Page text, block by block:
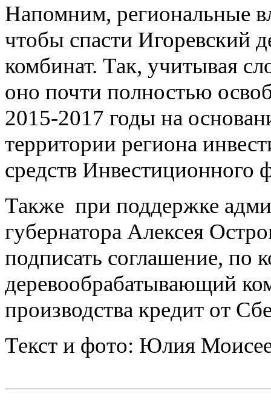
Напомним, региональные
чтобы спасти Игоревский
комбинат. Так, учитывая
оно почти полностью
2015-2017 годы на
территории региона
средств Инвестиционного
Также при поддержке
губернатора Алексея
подписать соглашение, по
деревообрабатывающий
производства кредит от
Текст и фото: Юлия